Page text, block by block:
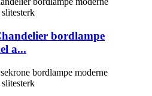
bordlampe
a...